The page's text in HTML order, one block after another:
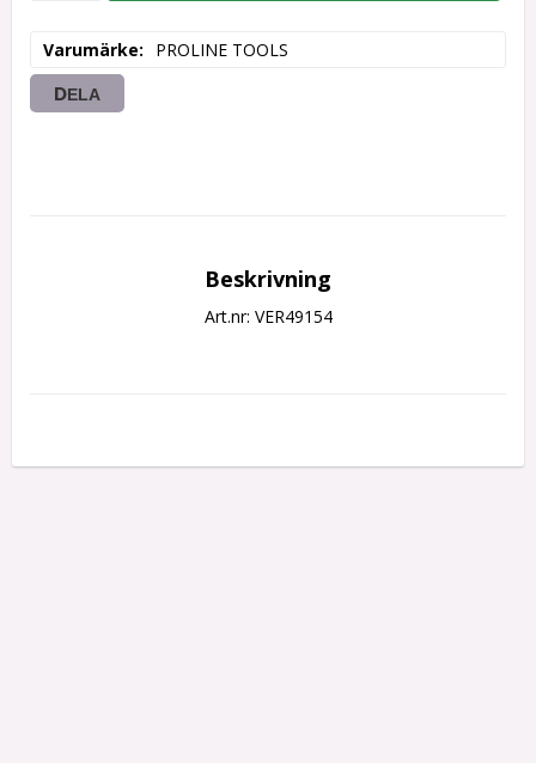
Varumärke PROLINE TOOLS
DELA
Beskrivning
Art.nr: VER49154